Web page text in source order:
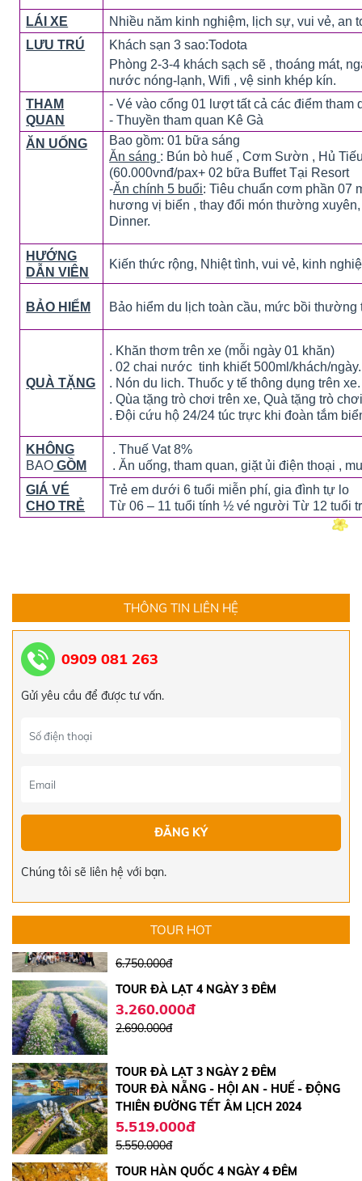
LÁI XE
Nhiều năm kinh nghiệm, lịch sự, vui vẻ, an
LƯU TRÚ
Khách sạn 3 sao:Todota
Phòng 2-3-4 khách sạch sẽ , thoáng mát,
nước nóng-lạnh, Wifi , vệ sinh khép kín.
THAM
QUAN
- Vé vào cổng 01 lượt tất cả các điểm tham
- Thuyền tham quan Kê Gà
ĂN UỐNG
Bao gồm: 01 bữa sáng
Ăn sáng : Bún bò huế , Cơm Sườn , Hủ
(60.000vnđ/pax+ 02 bữa Buffet Tại Resort
-Ăn chính 5 buổi: Tiêu chuẩn cơm phần 07
hương vị biển , thay đổi món thường
Dinner.
HƯỚNG
DẪN VIÊN
Kiến thức rộng, Nhiệt tình, vui vẻ, kinh
BẢO HIỂM Bảo hiểm du lịch toàn cầu, mức bồi
QUÀ TẶNG
. Khăn thơm trên xe (mỗi ngày 01 khăn)
. 02 chai nước tinh khiết 500ml/khách/ngày.
. Nón du lich. Thuốc y tế thông dụng trên xe.
. Qùa tặng trò chơi trên xe, Quà tặng trò
. Đội cứu hộ 24/24 túc trực khi đoàn tắm
KHÔNG
BAO GỒM
. Thuế Vat 8%
. Ăn uống, tham quan, giặt ủi điện thoại ,
GIÁ VÉ
CHO TRẺ
Trẻ em dưới 6 tuổi miễn phí, gia đình tự lo
Từ 06 – 11 tuổi tính ½ vé người Từ 12 tuổi
THÔNG TIN LIÊN HỆ
0909 081 263
Gửi yêu cầu để được tư vấn.
Chúng tôi sẽ liên hệ với bạn.
TOUR HOT
TOUR ĐÀ NẴNG - HỘI AN - HUẾ - ĐỘNG
THIÊN ĐƯỜNG TẾT ÂM LỊCH 2024
5.519.000đ
5.550.000đ
TOUR CAMPUCHIA 4 NGÀY 4 ĐÊM
4.100.000đ
TOUR HÀN QUỐC
14.000.000đ
TOUR CÁT BI - QUẢNG NINH - NINH BÌNH
- HÀ NỘI 5 NGÀY 4 ĐÊM | VIỆT THẮNG
TOUR ĐÀ LẠT 4 NGÀY 3 ĐÊM
3.260.000đ
TOUR ĐÀ LẠT 3 NGÀY 2 ĐÊM
2.390.000đ
TOUR ĐÀ NẴNG - HỘI AN - HUẾ - ĐỘNG
5.519.000đ
5.550.000đ
TOUR HÀN QUỐC 4 NGÀY 4 ĐÊM
15.000.000đ